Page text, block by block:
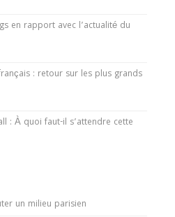
en rapport avec l’actualité du
: retour sur les plus grands
: À quoi faut-il s’attendre cette
un milieu parisien